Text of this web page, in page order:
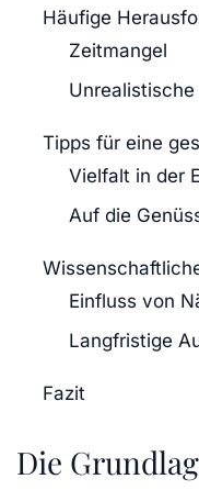
Häufige
Zeitmangel
Tipps für eine
Vielfalt in der
Auf die
Einfluss von
Langfristige
Fazit
Die